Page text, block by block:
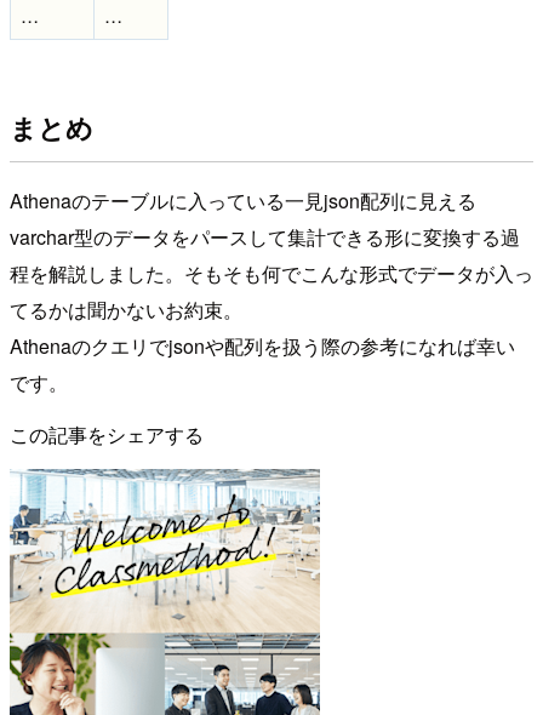
…
…
まとめ
Athenaのテーブルに入っている一見json配列に見える
varchar型のデータをパースして集計できる形に変換する過
程を解説しました。そもそも何でこんな形式でデータが入っ
てるかは聞かないお約束。
Athenaのクエリでjsonや配列を扱う際の参考になれば幸い
です。
この記事をシェアする